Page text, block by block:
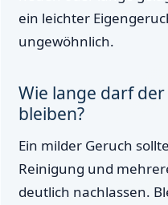
ein leichter
ungewöhnlich.
Wie lange darf
bleiben?
Ein milder Geruch
Reinigung und
deutlich nachlassen.